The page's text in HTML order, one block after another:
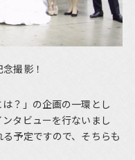
撮影！
？」の企画の一環とし
タビューを行ないまし
予定ですので、そちらも